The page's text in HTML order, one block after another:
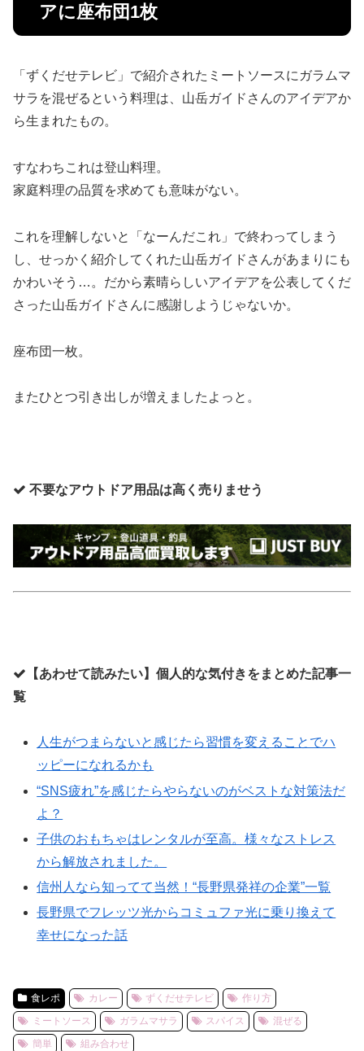
アに座布団1枚
「ずくだせテレビ」で紹介されたミートソースにガラムマ
サラを混ぜるという料理は、山岳ガイドさんのアイデアか
ら生まれたもの。
すなわちこれは登山料理。
家庭料理の品質を求めても意味がない。
これを理解しないと「なーんだこれ」で終わってしまう
し、せっかく紹介してくれた山岳ガイドさんがあまりにも
かわいそう…。だから素晴らしいアイデアを公表してくだ
さった山岳ガイドさんに感謝しようじゃないか。
座布団一枚。
またひとつ引き出しが増えましたよっと。
不要なアウトドア用品は高く売りませう
【あわせて読みたい】個人的な気付きをまとめた記事一
覧
人生がつまらないと感じたら習慣を変えることでハ
ッピーになれるかも
“SNS疲れ”を感じたらやらないのがベストな対策法だ
よ？
子供のおもちゃはレンタルが至高。様々なストレス
から解放されました。
信州人なら知ってて当然！“長野県発祥の企業”一覧
長野県でフレッツ光からコミュファ光に乗り換えて
幸せになった話
食レポ カレー ずくだせテレビ
作り方
ミートソース
ガラムマサラ スパイス
混ぜる
簡単
組み合わせ